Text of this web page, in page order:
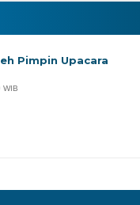
Pimpin Upacara
WIB